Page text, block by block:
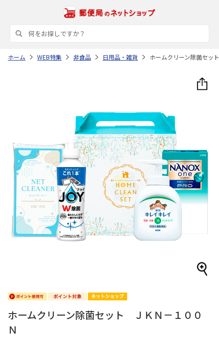
ホーム WEB特集 非食品 日用品・雑貨 ホームクリーン除菌セッ
ホームクリーン除菌セット ＪＫＮ－１００
Ｎ